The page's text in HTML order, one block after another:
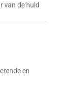
van de huid
en